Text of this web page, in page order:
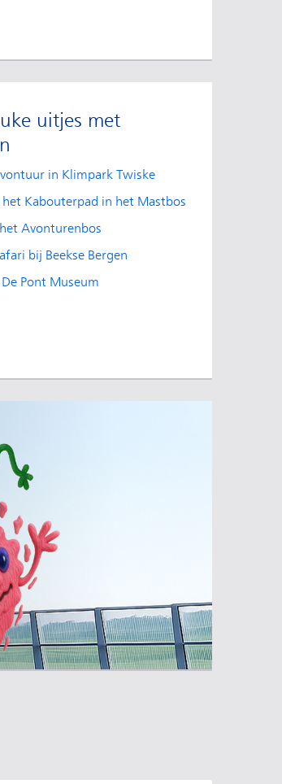
uitjes met
in Klimpark Twiske
Kabouterpad in het Mastbos
Avonturenbos
bij Beekse Bergen
Pont Museum